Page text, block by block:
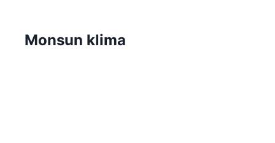
Monsun klima